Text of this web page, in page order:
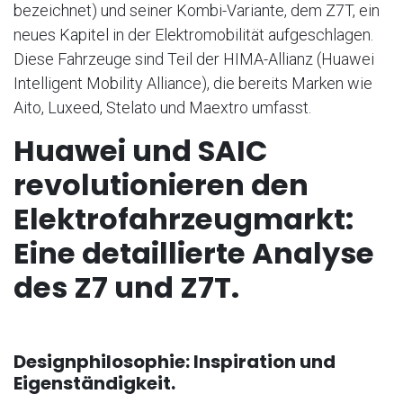
bezeichnet) und seiner Kombi-Variante, dem Z7T, ein
neues Kapitel in der Elektromobilität aufgeschlagen.
Diese Fahrzeuge sind Teil der HIMA-Allianz (Huawei
Intelligent Mobility Alliance), die bereits Marken wie
Aito, Luxeed, Stelato und Maextro umfasst.
Huawei und SAIC
revolutionieren den
Elektrofahrzeugmarkt:
Eine detaillierte Analyse
des Z7 und Z7T.
Designphilosophie: Inspiration und
Eigenständigkeit.